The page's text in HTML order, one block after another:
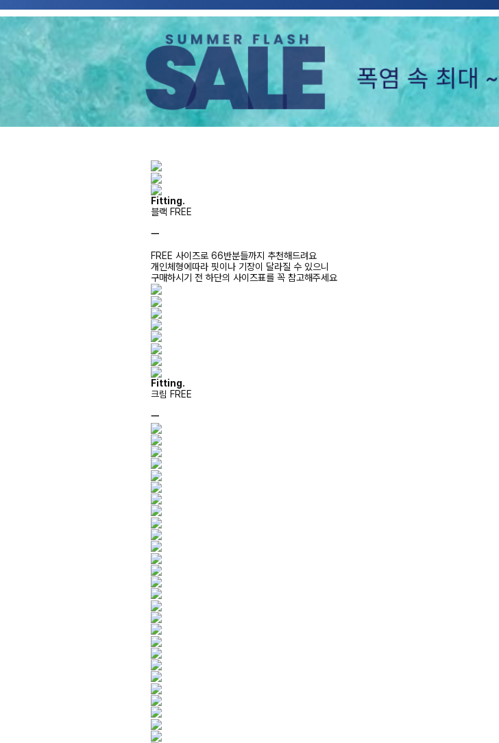
Fitting.
블랙 FREE
ㅡ
FREE 사이즈로 66반분들까지 추천해드려요
개인체형에따라 핏이나 기장이 달라질 수 있으니
구매하시기 전 하단의 사이즈표를 꼭 참고해주세요
Fitting.
크림 FREE
ㅡ